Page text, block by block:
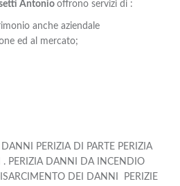
Antonio offrono servizi di :
anche aziendale
ed al mercato;
PERIZIA DI PARTE PERIZIA
. PERIZIA DANNI DA INCENDIO
DEI DANNI PERIZIE